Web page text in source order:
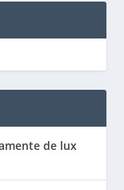
de lux